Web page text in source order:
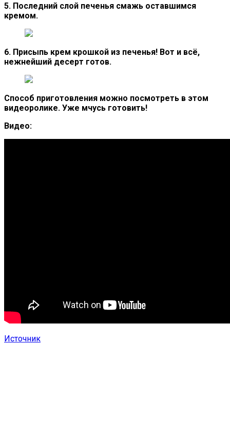
5. Последний слой печенья смажь оставшимся
кремом.
6. Присыпь крем крошкой из печенья! Вот и всё,
нежнейший десерт готов.
Способ приготовления можно посмотреть в этом
видеоролике. Уже мчусь готовить!
Видео:
Источник